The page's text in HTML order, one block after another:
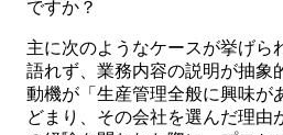
ですか？
主に次のようなケースが挙げ
語れず、業務内容の説明が抽
動機が「生産管理全般に興味が
どまり、その会社を選んだ理